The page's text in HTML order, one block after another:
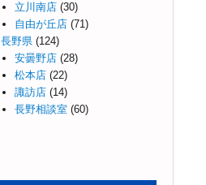
立川南店(30)
自由が丘店(71)
長野県 (124)
安曇野店(28)
松本店(22)
諏訪店(14)
長野相談室(60)